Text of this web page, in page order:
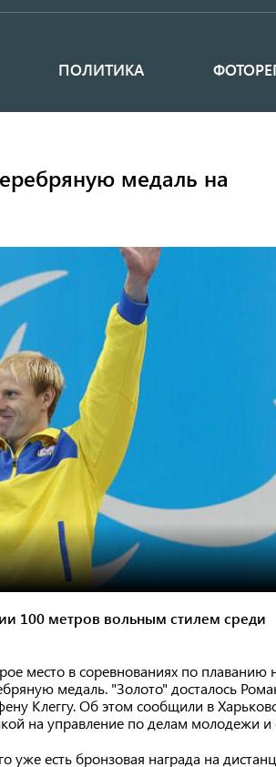
ПОЛИТИКА
медаль на
100 метров вольным стилем среди
место в соревнованиях по плаванию
медаль. "Золото" досталось
Клеггу. Об этом сообщили в
на управление по делам молодежи и
уже есть бронзовая награда на